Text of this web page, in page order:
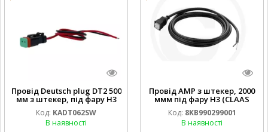
Провід Deutsch plug DT2 500
мм з штекер, під фару H3
(JOHN DEERE AL116438
994.184.00) ) Kramp Hella
Код: KADT062SW
В наявності
Провід AMP з штекер, 2000
ммм під фару H3 (CLAAS
013733) Hella
Код: 8KB990299001
В наявності